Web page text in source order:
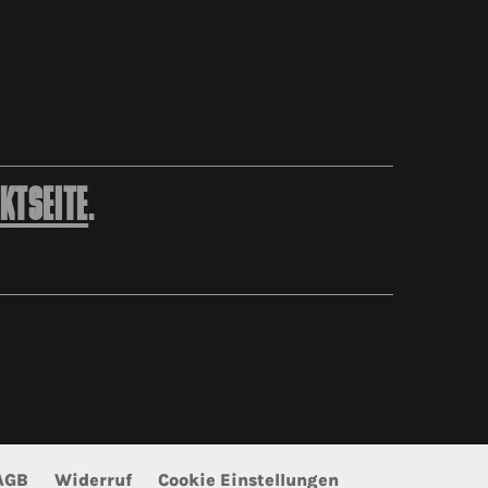
.
Widerruf Cookie Einstellungen